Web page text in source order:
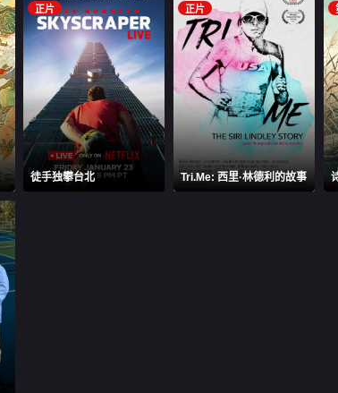
正片
徒手独攀台北
正片
Tri.Me: 西里·林德利的故事